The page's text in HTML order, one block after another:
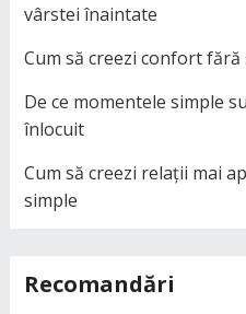
vârstei înaintate
Cum să creezi confort fără
De ce momentele simple
înlocuit
Cum să creezi relații mai
simple
Recomandări